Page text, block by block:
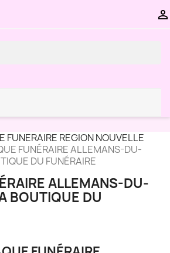

FUNERAIRE REGION NOUVELLE
FUNÉRAIRE ALLEMANS-DU-
DU FUNÉRAIRE
ALLEMANS-DU-
BOUTIQUE DU